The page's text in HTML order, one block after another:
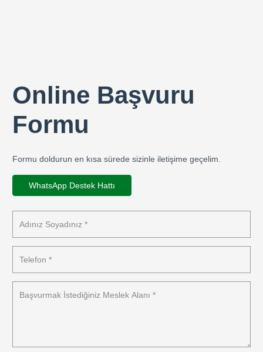
Online Başvuru
Formu
Formu doldurun en kısa sürede sizinle iletişime geçelim.
WhatsApp Destek Hattı